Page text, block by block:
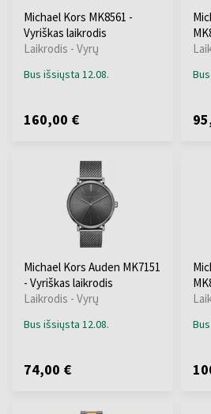
Michael Kors MK8561 -
Vyriškas laikrodis
Laikrodis - Vyrų
Bus išsiųsta 12.08.
160,00 €
Michael Kors Auden MK7151
- Vyriškas laikrodis
Laikrodis - Vyrų
Bus išsiųsta 12.08.
74,00 €